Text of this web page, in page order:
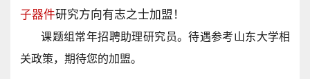
子器件研究方向有志之士加盟！
课题组常年招聘助理研究员。待遇参考山东大学相
关政策，期待您的加盟。